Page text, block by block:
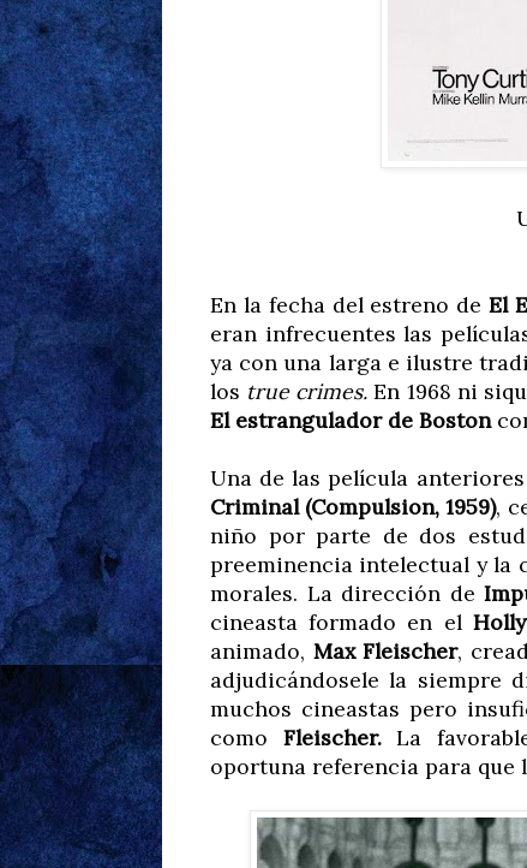
En la fecha del estreno deEl
eran infrecuentes las
ya con una larga e ilustre
los true crimes. En 1968 ni
El estrangulador de Boston
Una de las película
Criminal (Compulsion, 1959),
niño por parte de dos
preeminencia intelectual y la
morales. La dirección de
cineasta formado en el
animado, Max Fleischer,
adjudicándosele la siempre
muchos cineastas pero
como Fleischer.La
oportuna referencia para que